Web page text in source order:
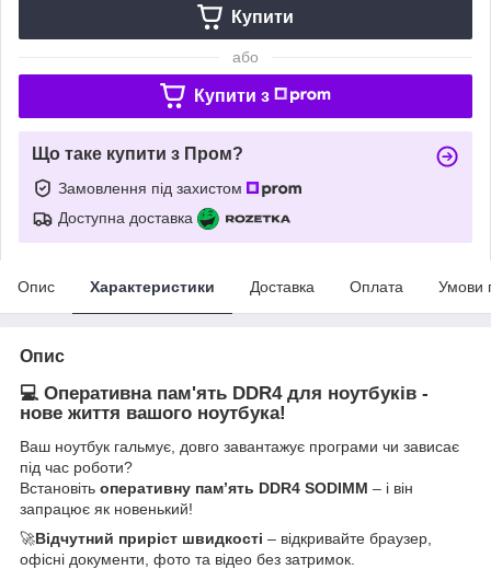
Купити
або
Купити з
Що таке купити з Пром?
Замовлення під захистом
Доступна доставка
Опис Характеристики Доставка Оплата Умови
Опис
💻 Оперативна пам'ять DDR4 для ноутбуків -
нове життя вашого ноутбука!
Ваш ноутбук гальмує, довго завантажує програми чи зависає
під час роботи?
Встановіть оперативну пам’ять DDR4 SODIMM – і він
запрацює як новенький!
🚀Відчутний приріст швидкості – відкривайте браузер,
офісні документи, фото та відео без затримок.